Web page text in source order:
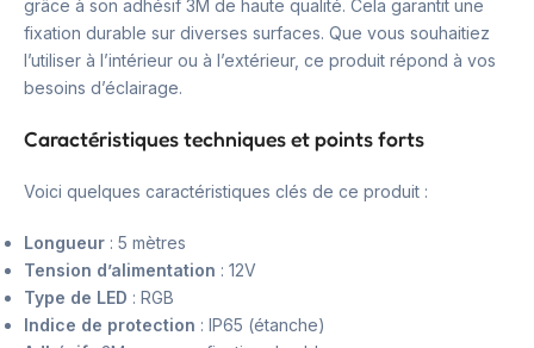
grâce à son adhésif 3M de haute qualité. Cela garantit une
fixation durable sur diverses surfaces. Que vous souhaitiez
l’utiliser à l’intérieur ou à l’extérieur, ce produit répond à vos
besoins d’éclairage.
Caractéristiques techniques et points forts
Voici quelques caractéristiques clés de ce produit :
Longueur : 5 mètres
Tension d’alimentation : 12V
Type de LED : RGB
Indice de protection : IP65 (étanche)